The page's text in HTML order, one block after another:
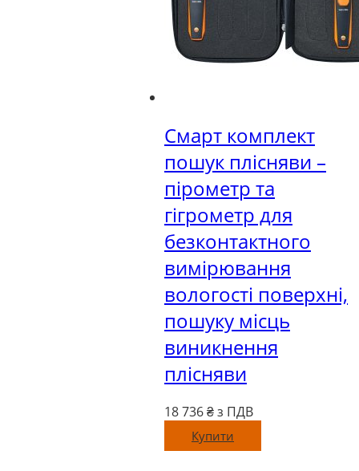
Смарт комплект
пошук плісняви –
пірометр та
гігрометр для
безконтактного
вимірювання
вологості поверхні,
пошуку місць
виникнення
плісняви
18 736₴ з ПДВ
Купити